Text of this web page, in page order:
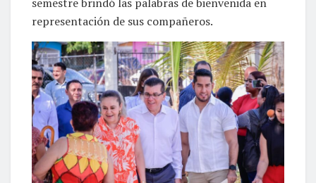
representación de sus compañeros.